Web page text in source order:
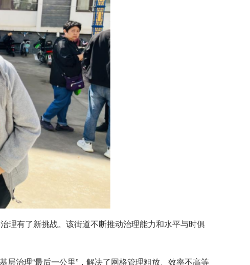
理有了新挑战。该街道不断推动治理能力和水平与时俱
层治理“最后一公里”，解决了网格管理粗放、效率不高等